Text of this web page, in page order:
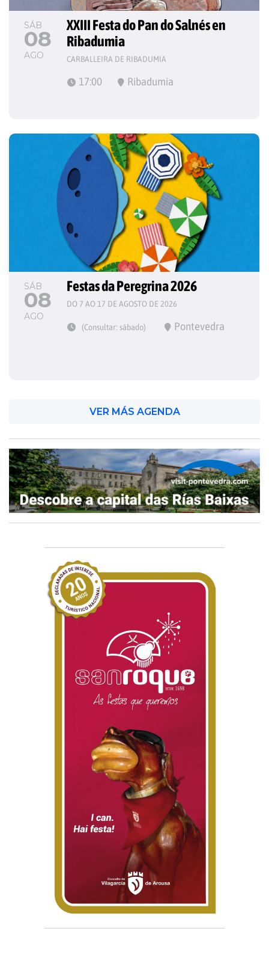
SÁB
08
AGO
XXIII Festa do Pan do Salnés en
Ribadumia
CARBALLEIRA DE RIBADUMIA
17:00 Ribadumia
SÁB
08
AGO
Festas da Peregrina 2026
DO 7 AO 17 DE AGOSTO DE 2026
(Consultar: sábado) Pontevedra
VER MÁS AGENDA